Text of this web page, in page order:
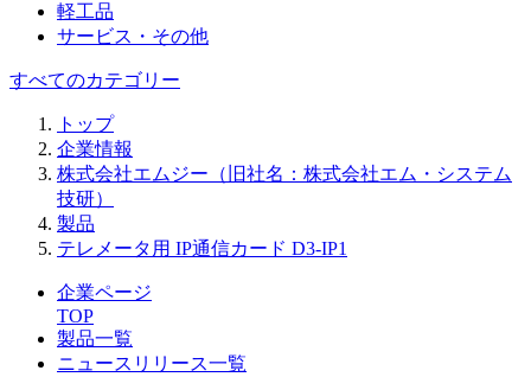
軽工品
サービス・その他
すべてのカテゴリー
トップ
企業情報
株式会社エムジー（旧社名：株式会社エム・システム
技研）
製品
テレメータ用 IP通信カード D3-IP1
企業ページ
TOP
製品一覧
ニュースリリース一覧